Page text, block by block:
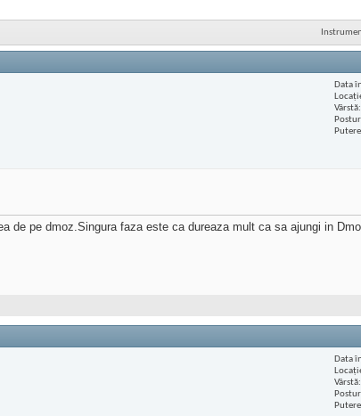
Data
Vârstă
de pe dmoz.Singura faza este ca dureaza mult ca sa ajungi in
Data
Vârstă